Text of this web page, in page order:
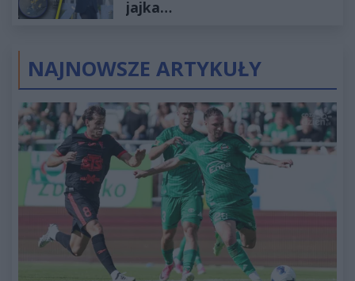
jajka…
NAJNOWSZE ARTYKUŁY